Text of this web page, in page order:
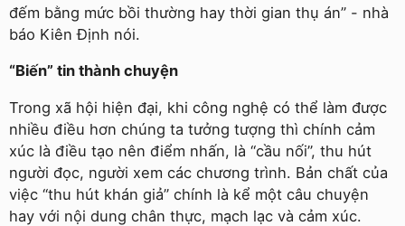
đếm bằng mức bồi thường hay thời gian thụ án” - nhà
báo Kiên Định nói.
“Biến” tin thành chuyện
Trong xã hội hiện đại, khi công nghệ có thể làm được
nhiều điều hơn chúng ta tưởng tượng thì chính cảm
xúc là điều tạo nên điểm nhấn, là “cầu nối”, thu hút
người đọc, người xem các chương trình. Bản chất của
việc “thu hút khán giả” chính là kể một câu chuyện
hay với nội dung chân thực, mạch lạc và cảm xúc.